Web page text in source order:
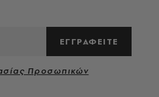
ΕΓΓΡΑΦΕΙΤΕ
Προσωπικών